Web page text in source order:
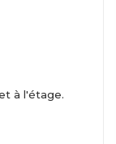
à l'étage.